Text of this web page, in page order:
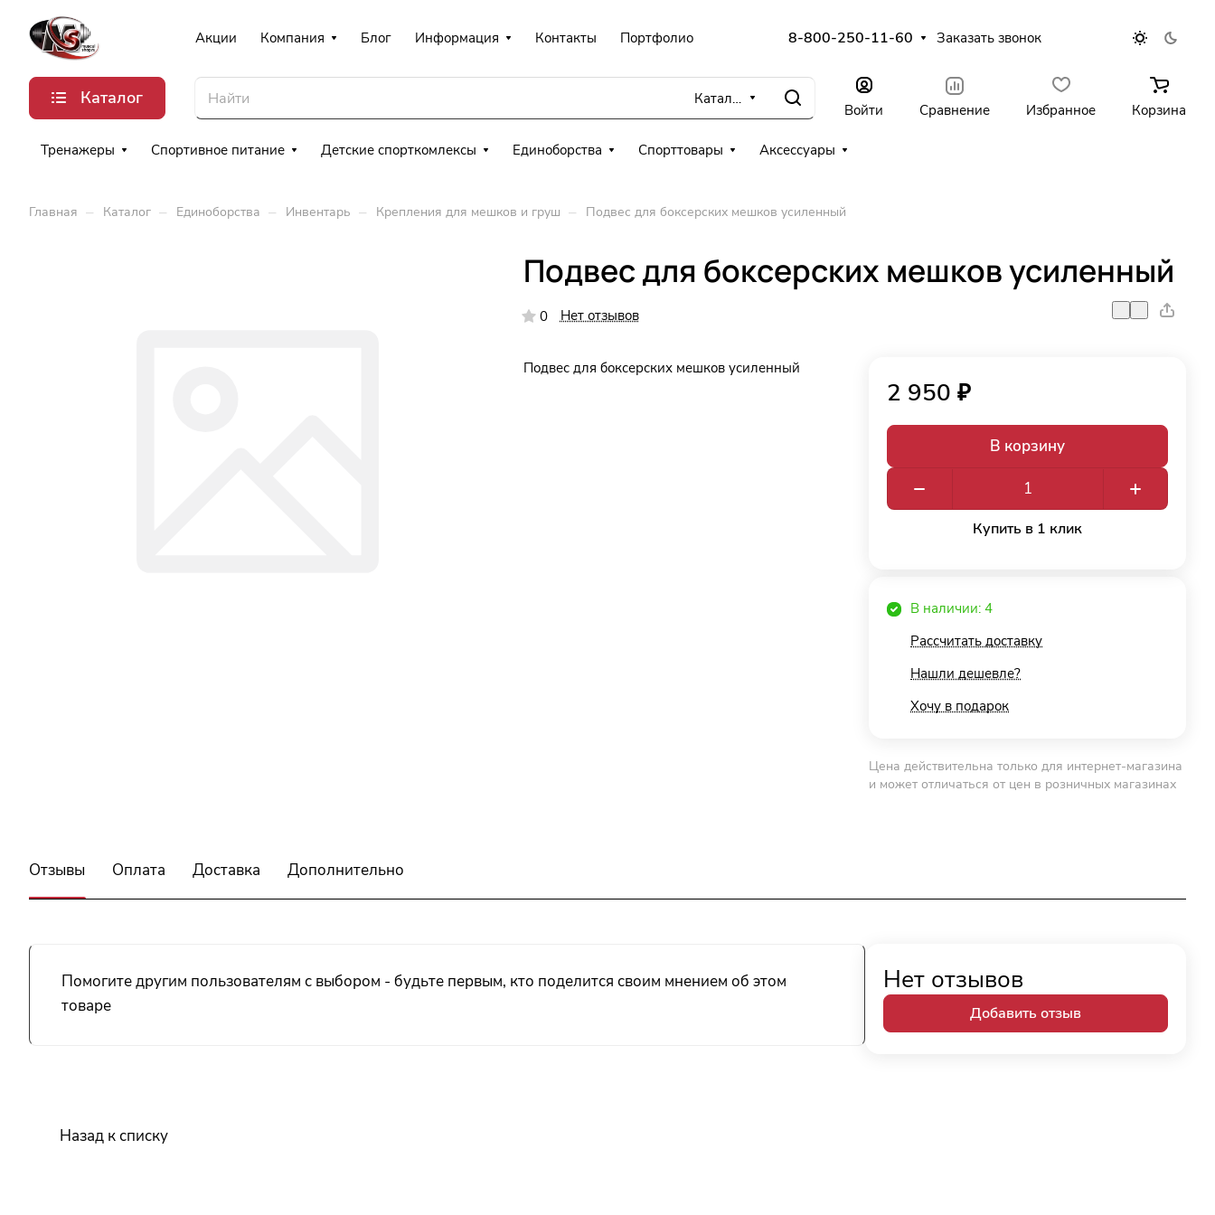
Акции Компания Блог Информация Контакты Портфолио 8-800-250-11-60 Заказать звонок
Каталог Каталог
Войти Сравнение Избранное Корзина
Тренажеры Спортивное питание Детские спорткомлексы Единоборства Спорттовары Аксессуары
Главная – Каталог – Единоборства – Инвентарь – Крепления для мешков и груш – Подвес для боксерских мешков усиленный
Подвес для боксерских мешков усиленный
0 Нет отзывов
Подвес для боксерских мешков усиленный
2 950 ₽
В корзину
Купить в 1 клик
В наличии: 4
Рассчитать доставку
Нашли дешевле?
Хочу в подарок
Цена действительна только для интернет-магазина
и может отличаться от цен в розничных магазинах
Отзывы Оплата Доставка Дополнительно
Помогите другим пользователям с выбором - будьте первым, кто поделится своим мнением об этом
товаре
Нет отзывов
Добавить отзыв
Назад к списку